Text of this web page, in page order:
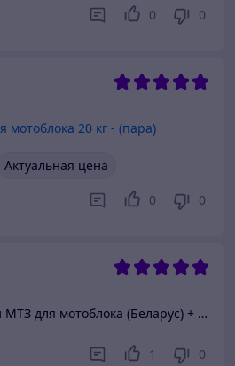
0 0
мотоблока 20 кг - (пара)
Актуальная цена
0 0
Скоростные шестерни МТЗ для мотоблока (Беларус) + сальники и прокладки
1 0